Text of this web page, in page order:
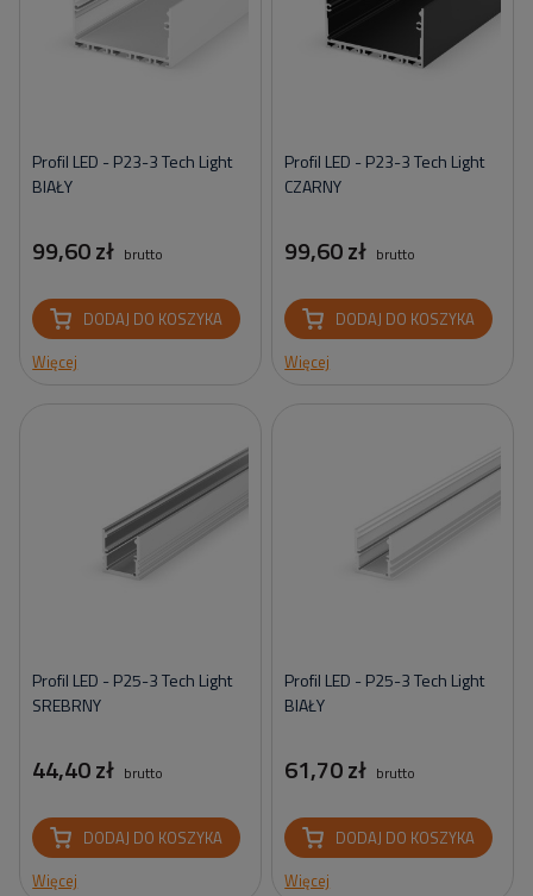
Profil LED - P23-3 Tech Light
BIAŁY
99,60 zł brutto
DODAJ DO KOSZYKA
Więcej
Profil LED - P23-3 Tech Light
CZARNY
99,60 zł brutto
DODAJ DO KOSZYKA
Więcej
Profil LED - P25-3 Tech Light
SREBRNY
44,40 zł brutto
DODAJ DO KOSZYKA
Więcej
Profil LED - P25-3 Tech Light
BIAŁY
61,70 zł brutto
DODAJ DO KOSZYKA
Więcej